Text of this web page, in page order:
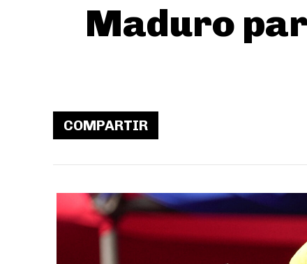
Maduro
COMPARTIR